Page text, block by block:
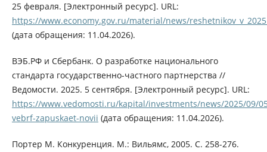
25 февраля. [Электронный ресурс]. URL:
https://www.economy.gov.ru/material/news/
(дата обращения: 11.04.2026).
ВЭБ.РФ и Сбербанк. О разработке национального
стандарта государственно-частного партнерства //
Ведомости. 2025. 5 сентября. [Электронный ресурс]. URL:
https://www.vedomosti.ru/kapital/investments/news/2025/09/
vebrf-zapuskaet-novii (дата обращения: 11.04.2026).
Портер М. Конкуренция. М.: Вильямс, 2005. С. 258-276.